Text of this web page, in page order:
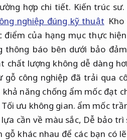
hợp chi tiết. Kiến trúc sư.
nghiệp đúng kỹ thuật Kho
của hạng mục thực
thông báo bên dưới bảo
chất lượng không dễ dàng
gỗ công nghiệp đã trải qua
năng chống ẩm mốc đạt
Tối ưu không gian. ẩm mốc
cần về màu sắc, Dễ bảo trì
gỗ khác nhau để các bạn có